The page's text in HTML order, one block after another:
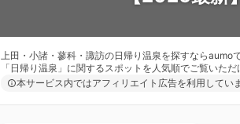
上田・小諸・蓼科・諏訪の日帰り温泉を探すならaumo
「日帰り温泉」に関するスポットを人気順でご覧いただ
本サービス内ではアフィリエイト広告を利用してい